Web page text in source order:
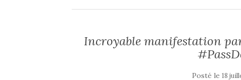
Incroyable manifestation
Posté le18